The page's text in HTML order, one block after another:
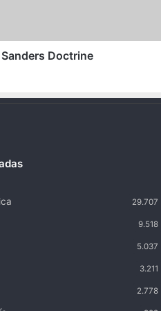
Doctrine
29.707
9.518
5.037
3.211
2.778